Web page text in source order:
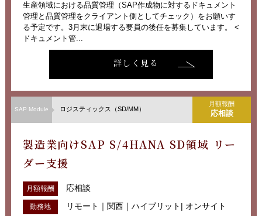
生産領域における品質管理（SAP作成物に対するドキュメント
管理と品質管理をクライアント側としてチェック）をお願いす
る予定です。3月末に退場する要員の後任を募集しています。 <
ドキュメント管...
詳しく見る
SAP Module ロジスティックス（SD/MM）
月額報酬
応相談
製造業向けSAP S/4HANA SD領域 リー
ダー支援
月額報酬 応相談
勤務地
リモート｜関西｜ハイブリット| オンサイト